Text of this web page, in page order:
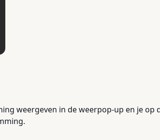
weergeven in de weerpop-up en je